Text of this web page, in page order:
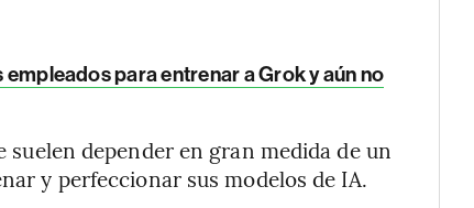
para entrenar a Grok y aún no
depender en gran medida de un
y perfeccionar sus modelos de IA.